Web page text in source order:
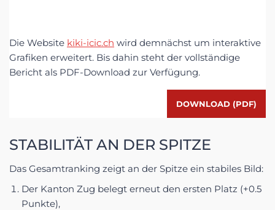
Die Website kiki-icic.ch wird demnächst um interaktive
Grafiken erweitert. Bis dahin steht der vollständige
Bericht als PDF-Download zur Verfügung.
DOWNLOAD (PDF)
STABILITÄT AN DER SPITZE
Das Gesamtranking zeigt an der Spitze ein stabiles Bild:
Der Kanton Zug belegt erneut den ersten Platz (+0.5
Punkte),